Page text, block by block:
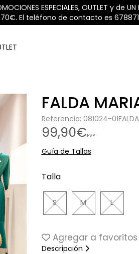
ESPECIALES, OUTLET y de
70€. El teléfono de contacto es
FALDA
Referencia: 081024-
99,90€PVP
Guía de Tallas
Talla
S M
L
Agregar a favoritos
Descripción